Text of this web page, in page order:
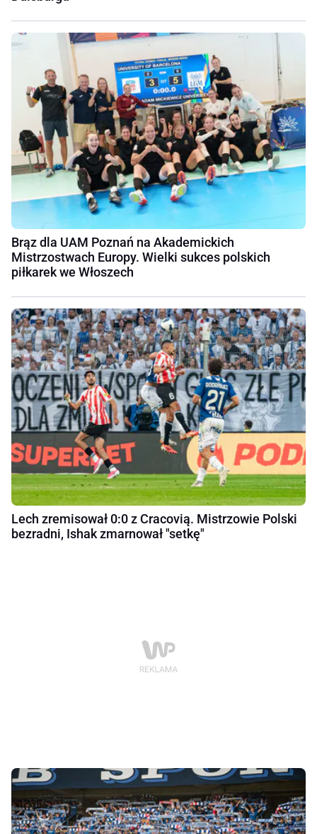
Brąz dla UAM Poznań na Akademickich
Mistrzostwach Europy. Wielki sukces polskich
piłkarek we Włoszech
Lech zremisował 0:0 z Cracovią. Mistrzowie Polski
bezradni, Ishak zmarnował "setkę"